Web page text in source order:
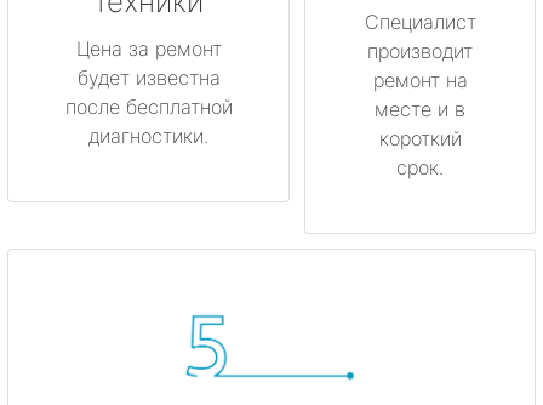
Цена за ремонт
будет известна
после бесплатной
диагностики.
Специалист
производит
ремонт на
месте и в
короткий
срок.